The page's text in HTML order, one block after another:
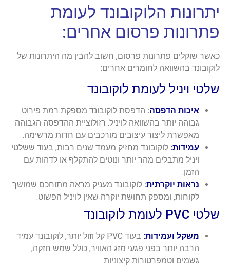
יתרונות הלוקובונד לעומת
פתרונות פרסום אחרים:
כאשר שוקלים פתרונות פרסום, חשוב להבין מה היתרונות של
לוקובונד בהשוואה לחומרים אחרים:
שלטי ויניל לעומת לוקובונד
איכות הדפסה: הדפסת לוקובונד מספקת רמת פירוט
גבוהה יותר בהשוואה לויניל. רזולוציית ההדפסה הגבוהה
מאפשרת ליצור עיצובים מורכבים עם חדות מרשימה.
עמידות: לוקובונד מחזיק מעמד שנים רבות, בעוד ששלטי
ויניל מתבלים מהר יותר ונוטים להתקלף או לדהות עם
הזמן.
נראות יוקרתית: לוקובונד מעניק מראה מתוחכם שמושך
לקוחות, ומספק תחושת יוקרה שאין לויניל הפשוט.
שלטי PVC לעומת לוקובונד
משקל ועמידות:
בעוד PVC קל וזול יותר, לוקובונד עמיד
הרבה יותר בפני פגעי מזג האוויר, כולל שמש חזקה,
גשמים וטמפרטורות קיצוניות.